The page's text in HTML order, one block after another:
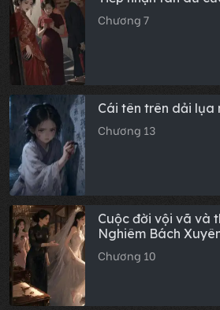
Chương 7
Cái tên trên dải lụa
Chương 13
Cuộc đời vội vã và
Nghiêm Bách
Chương 10